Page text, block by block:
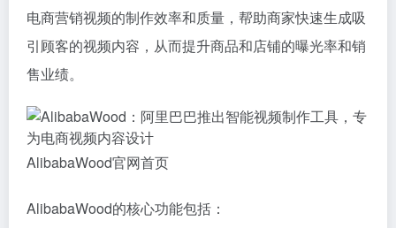
电商营销视频的制作效率和质量，帮助商家快速生成吸
引顾客的视频内容，从而提升商品和店铺的曝光率和销
售业绩。
AlibabaWood官网首页
AlibabaWood的核心功能包括：